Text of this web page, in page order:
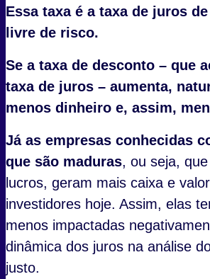
Essa taxa é a taxa de juros
livre de risco.
Se a taxa de desconto – que
taxa de juros – aumenta,
menos dinheiro e, assim,
Já as empresas conhecidas
que são maduras, ou seja,
lucros, geram mais caixa e
investidores hoje. Assim, elas
menos impactadas
dinâmica dos juros na análise
justo.